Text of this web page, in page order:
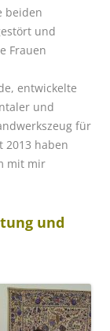
beiden
und
Frauen
entwickelte
und
für
2013 haben
mit mir
und